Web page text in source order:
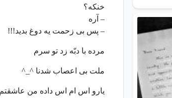
خنکه؟
– آره
– پس بی زحمت یه دوغ بدید!!!
مرده با دبّه زد تو سرم
ملت بی اعصاب شدنا ^_^
یارو اس ام اس داده من